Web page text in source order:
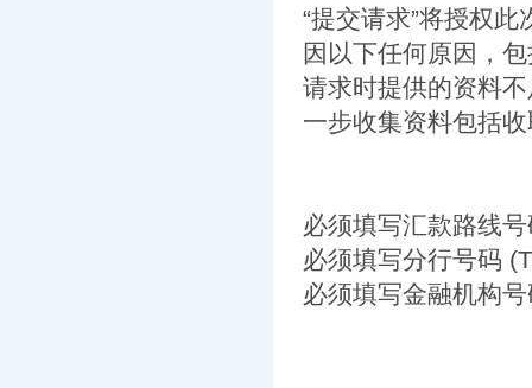
“提交请求”将授权
因以下任何原因，
请求时提供的资料
一步收集资料包括
必须填写汇款路线
必须填写分行号码
必须填写金融机构